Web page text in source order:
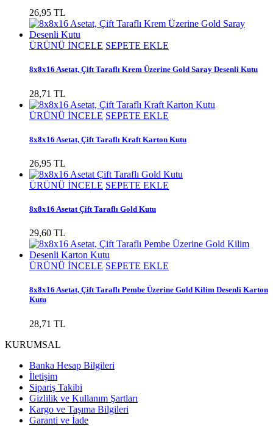
26,95 TL
ÜRÜNÜ İNCELE SEPETE EKLE
8x8x16 Asetat, Çift Taraflı Krem Üzerine Gold Saray Desenli Kutu
28,71 TL
ÜRÜNÜ İNCELE SEPETE EKLE
8x8x16 Asetat, Çift Taraflı Kraft Karton Kutu
26,95 TL
ÜRÜNÜ İNCELE SEPETE EKLE
8x8x16 Asetat Çift Taraflı Gold Kutu
29,60 TL
ÜRÜNÜ İNCELE SEPETE EKLE
8x8x16 Asetat, Çift Taraflı Pembe Üzerine Gold Kilim Desenli Karton
Kutu
28,71 TL
KURUMSAL
Banka Hesap Bilgileri
İletişim
Sipariş Takibi
Gizlilik ve Kullanım Şartları
Kargo ve Taşıma Bilgileri
Garanti ve İade